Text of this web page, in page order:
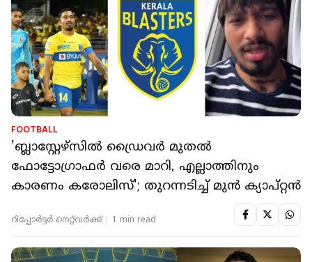
FOOTBALL
'ബ്ലാസ്റ്റേഴ്സിൽ ഡ്രൈവർ മുതൽ
ഫോട്ടോഗ്രാഫർ വരെ മാറി, എല്ലാത്തിനും
കാരണം കരോലിസ്'; തുറന്നടിച്ച് മുൻ ക്യാപ്റ്റൻ
റിപ്പോർട്ടർ നെറ്റ്‌വര്‍ക്ക്‌ 1 min read